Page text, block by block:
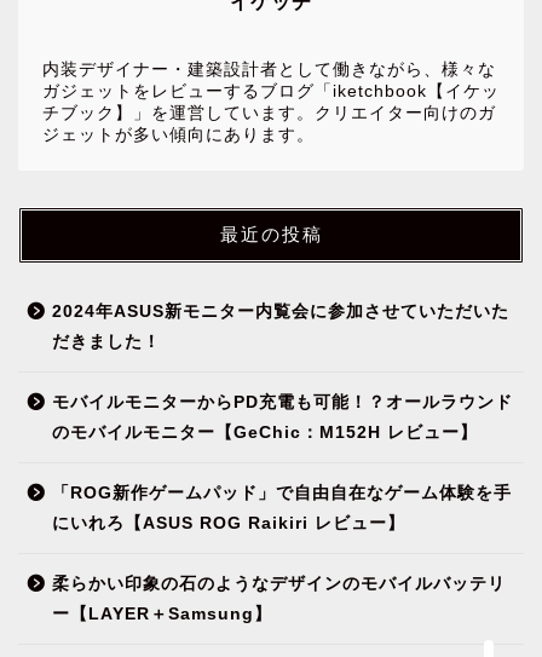
内装デザイナー・建築設計者として働きながら、様々な
ガジェットをレビューするブログ「iketchbook【イケッ
チブック】」を運営しています。クリエイター向けのガ
ジェットが多い傾向にあります。
最近の投稿
2024年ASUS新モニター内覧会に参加させていただいた
だきました！
モバイルモニターからPD充電も可能！？オールラウンド
のモバイルモニター【GeChic：M152H レビュー】
「ROG新作ゲームパッド」で自由自在なゲーム体験を手
にいれろ【ASUS ROG Raikiri レビュー】
柔らかい印象の石のようなデザインのモバイルバッテリ
ー【LAYER＋Samsung】
NEWS
ガジェット&小物
環境（インテリア）